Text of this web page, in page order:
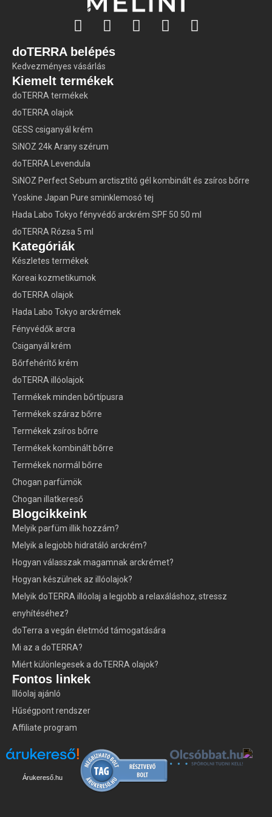
doTERRA belépés
Kedvezményes vásárlás
Kiemelt termékek
doTERRA termékek
doTERRA olajok
GESS csiganyál krém
SiNOZ 24k Arany szérum
doTERRA Levendula
SiNOZ Perfect Sebum arctisztító gél kombinált és zsíros bőrre
Yoskine Japan Pure sminklemosó tej
Hada Labo Tokyo fényvédő arckrém SPF 50 50 ml
doTERRA Rózsa 5 ml
Kategóriák
Készletes termékek
Koreai kozmetikumok
doTERRA olajok
Hada Labo Tokyo arckrémek
Fényvédők arcra
Csiganyál krém
Bőrfehérítő krém
doTERRA illóolajok
Termékek minden bőrtípusra
Termékek száraz bőrre
Termékek zsíros bőrre
Termékek kombinált bőrre
Termékek normál bőrre
Chogan parfümök
Chogan illatkereső
Blogcikkeink
Melyik parfüm illik hozzám?
Melyik a legjobb hidratáló arckrém?
Hogyan válasszak magamnak arckrémet?
Hogyan készülnek az illóolajok?
Melyik doTERRA illóolaj a legjobb a relaxáláshoz, stressz
enyhítéséhez?
doTerra a vegán életmód támogatására
Mi az a doTERRA?
Miért különlegesek a doTERRA olajok?
Fontos linkek
Illóolaj ajánló
Hűségpont rendszer
Affiliate program
Árukereső.hu